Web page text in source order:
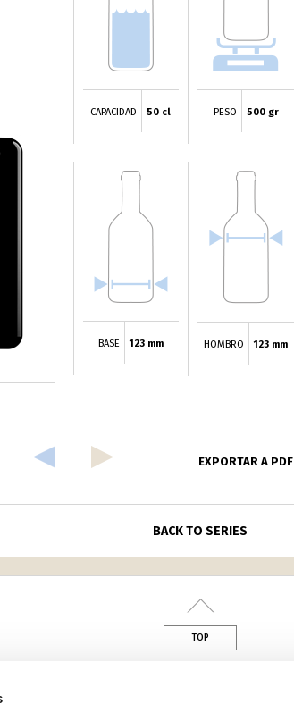
CAPACIDAD 50 cl PESO 500 gr
BASE 123 mm HOMBRO 123 mm
EXPORTAR A PDF
BACK TO SERIES
TOP